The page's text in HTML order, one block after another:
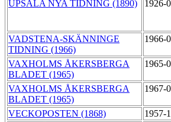
UPSALA NYA TIDNING (1890)
1926-
VADSTENA-SKÄNNINGE
TIDNING (1966)
1966-
VAXHOLMS ÅKERSBERGA
BLADET (1965)
1965-
VAXHOLMS ÅKERSBERGA
BLADET (1965)
1967-
VECKOPOSTEN (1868)
1957-